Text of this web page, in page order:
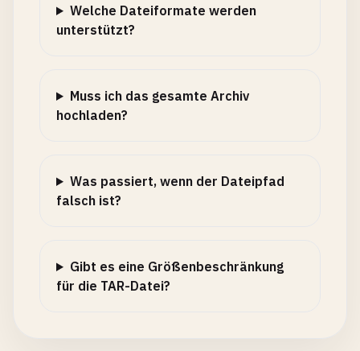
Welche Dateiformate werden
unterstützt?
Muss ich das gesamte Archiv
hochladen?
Was passiert, wenn der Dateipfad
falsch ist?
Gibt es eine Größenbeschränkung
für die TAR-Datei?